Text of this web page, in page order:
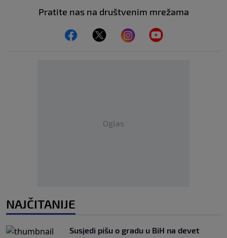
Pratite nas na društvenim mrežama
Oglas
NAJČITANIJE
Susjedi pišu o gradu u BiH na devet